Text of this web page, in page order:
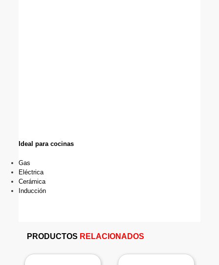
Ideal para cocinas
Gas
Eléctrica
Cerámica
Inducción
PRODUCTOS RELACIONADOS